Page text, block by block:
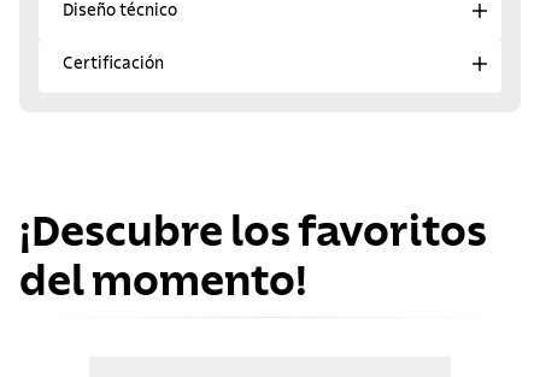
Diseño técnico
Certificación
¡Descubre los favoritos
del momento!